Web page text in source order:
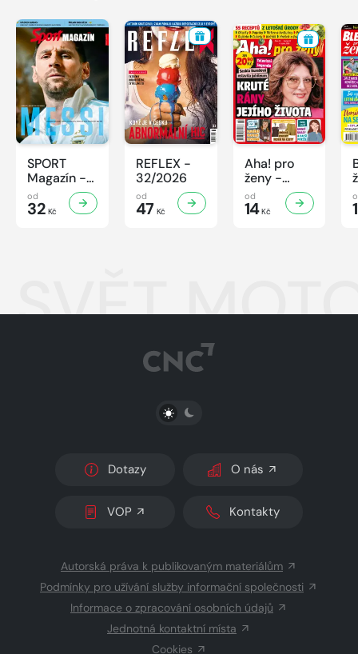
SPORT
Magazín -
32/2026
od
32 Kč
REFLEX -
32/2026
od
47 Kč
Aha! pro
ženy -
32/2026
od
14Kč
SVĚT
PŘEPNOUT SVĚTLÝ/TMAVÝ REŽIM
Dotazy O nás
VOP Kontakty
Autorská práva k publikovaným materiálům
Podmínky pro užívání služby informační společnosti
Informace o zpracování osobních údajů
Jednotná kontaktní místa
Cookies